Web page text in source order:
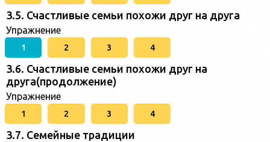
3.5. Счастливые семьи похожи друг на друга
Упражнение
1 2 3 4
3.6. Счастливые семьи похожи друг на
друга(продолжение)
Упражнение
1 2 3 4
3.7. Семейные традиции